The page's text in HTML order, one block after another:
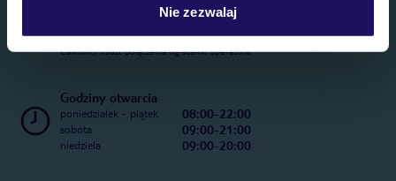
Nie zezwalaj
Telefoniczne Centrum Rezerwacji
22 270 31 20
Całkowity koszt połączenia wg stawki operatora
Godziny otwarcia
poniedziałek - piątek 08:00-22:00
sobota 09:00-21:00
niedziela 09:00-20:00